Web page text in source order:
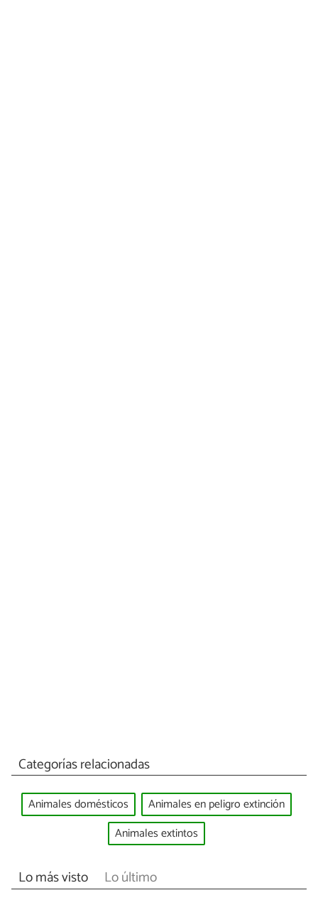
Categorías relacionadas
Animales domésticos
Animales en peligro extinción
Animales extintos
Lo más visto Lo último